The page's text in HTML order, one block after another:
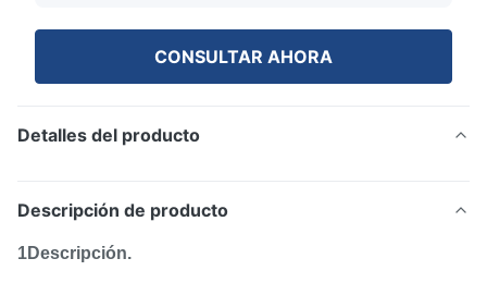
CONSULTAR AHORA
Detalles del producto
Descripción de producto
1Descripción.